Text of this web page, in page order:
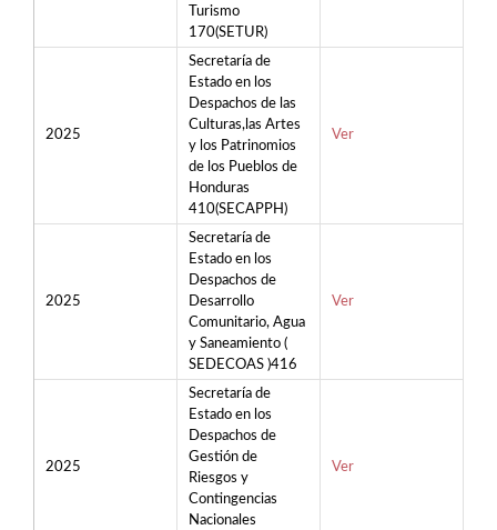
Turismo
170(SETUR)
2025
Secretaría de
Estado en los
Despachos de las
Culturas,las Artes
y los Patrinomios
de los Pueblos de
Honduras
410(SECAPPH)
Ver
2025
Secretaría de
Estado en los
Despachos de
Desarrollo
Comunitario, Agua
y Saneamiento (
SEDECOAS )416
Ver
2025
Secretaría de
Estado en los
Despachos de
Gestión de
Riesgos y
Contingencias
Nacionales
Ver